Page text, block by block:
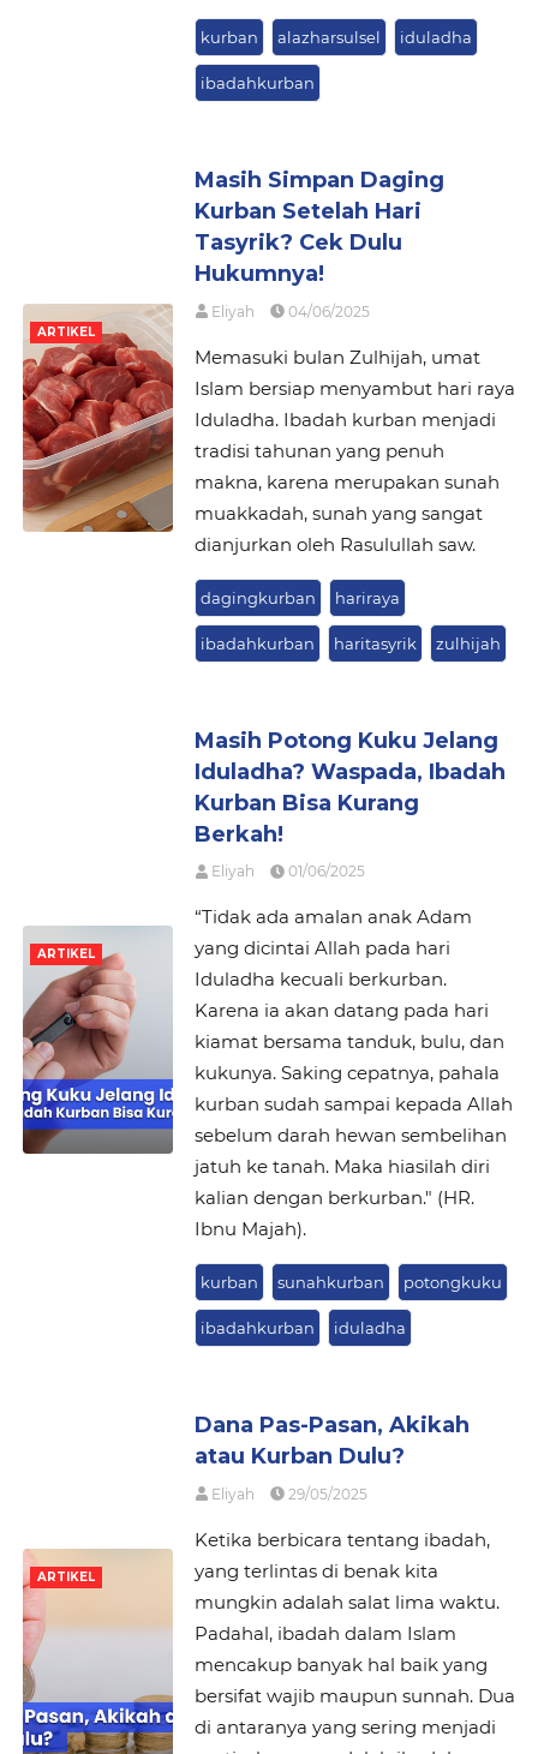
kurban alazharsulsel iduladha
ibadahkurban
ARTIKEL
Masih Simpan Daging
Kurban Setelah Hari
Tasyrik? Cek Dulu
Hukumnya!
Eliyah 04/06/2025
Memasuki bulan Zulhijah, umat
Islam bersiap menyambut hari raya
Iduladha. Ibadah kurban menjadi
tradisi tahunan yang penuh
makna, karena merupakan sunah
muakkadah, sunah yang sangat
dianjurkan oleh Rasulullah saw.
dagingkurban hariraya
ibadahkurban haritasyrik zulhijah
ARTIKEL
Masih Potong Kuku Jelang
Iduladha? Waspada, Ibadah
Kurban Bisa Kurang
Berkah!
Eliyah 01/06/2025
“Tidak ada amalan anak Adam
yang dicintai Allah pada hari
Iduladha kecuali berkurban.
Karena ia akan datang pada hari
kiamat bersama tanduk, bulu, dan
kukunya. Saking cepatnya, pahala
kurban sudah sampai kepada Allah
sebelum darah hewan sembelihan
jatuh ke tanah. Maka hiasilah diri
kalian dengan berkurban." (HR.
Ibnu Majah).
kurban sunahkurban potongkuku
ibadahkurban iduladha
ARTIKEL
Dana Pas-Pasan, Akikah
atau Kurban Dulu?
Eliyah 29/05/2025
Ketika berbicara tentang ibadah,
yang terlintas di benak kita
mungkin adalah salat lima waktu.
Padahal, ibadah dalam Islam
mencakup banyak hal baik yang
bersifat wajib maupun sunnah. Dua
di antaranya yang sering menjadi